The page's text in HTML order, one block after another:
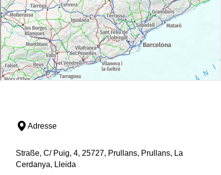
Adresse
Straße, C/ Puig, 4, 25727, Prullans, Prullans, La
Cerdanya, Lleida